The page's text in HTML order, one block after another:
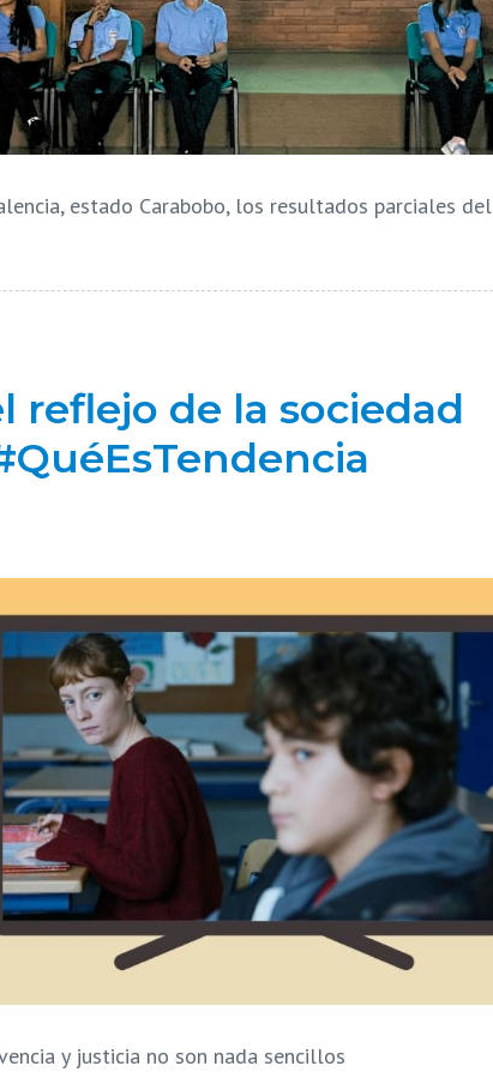
estado Carabobo, los resultados parciales del
reflejo de la sociedad
y justicia no son nada sencillos